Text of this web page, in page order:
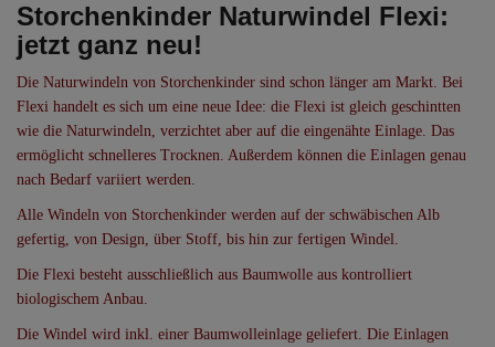
Storchenkinder Naturwindel Flexi:
jetzt ganz neu!
Die Naturwindeln von Storchenkinder sind schon länger am Markt. Bei
Flexi handelt es sich um eine neue Idee: die Flexi ist gleich geschintten
wie die Naturwindeln, verzichtet aber auf die eingenähte Einlage. Das
ermöglicht schnelleres Trocknen. Außerdem können die Einlagen genau
nach Bedarf variiert werden.
Alle Windeln von Storchenkinder werden auf der schwäbischen Alb
gefertig, von Design, über Stoff, bis hin zur fertigen Windel.
Die Flexi besteht ausschließlich aus Baumwolle aus kontrolliert
biologischem Anbau.
Die Windel wird inkl. einer Baumwolleinlage geliefert. Die Einlagen